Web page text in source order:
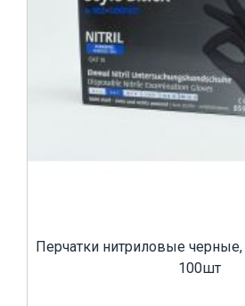
Перчатки нитриловые черные,
100шт